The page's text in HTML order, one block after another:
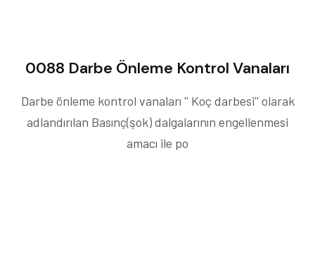
0088 Darbe Önleme Kontrol Vanaları
Darbe önleme kontrol vanaları '' Koç darbesi'' olarak
adlandırılan Basınç(şok) dalgalarının engellenmesi
amacı ile po